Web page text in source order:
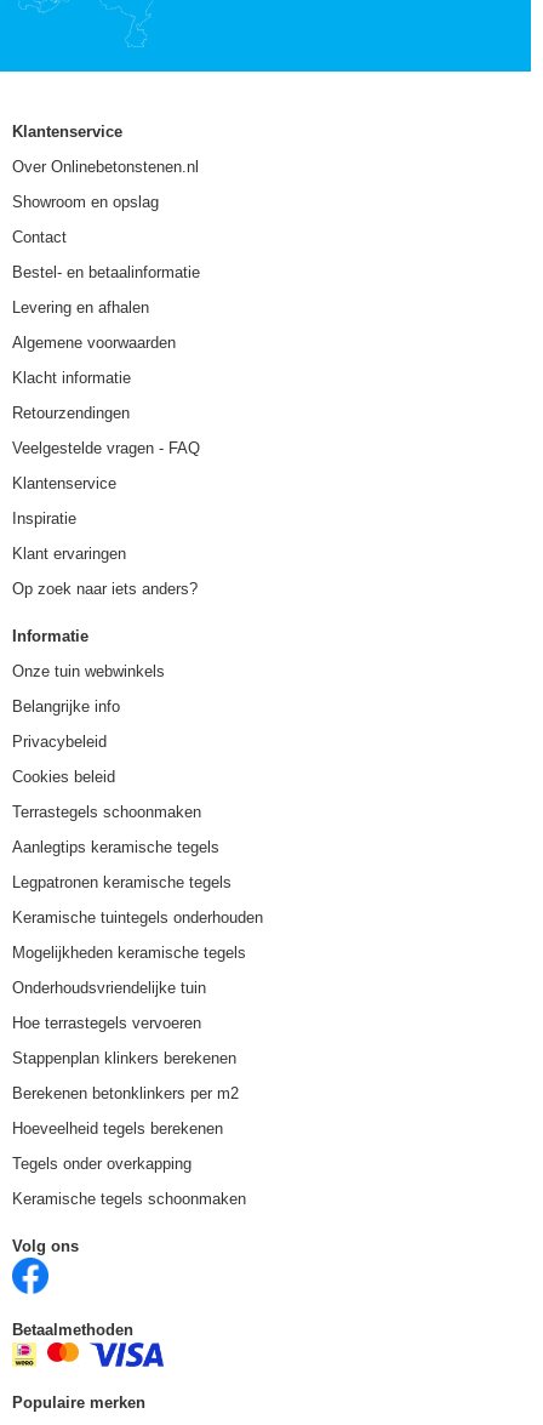
Klantenservice
Over Onlinebetonstenen.nl
Showroom en opslag
Contact
Bestel- en betaalinformatie
Levering en afhalen
Algemene voorwaarden
Klacht informatie
Retourzendingen
Veelgestelde vragen - FAQ
Klantenservice
Inspiratie
Klant ervaringen
Op zoek naar iets anders?
Informatie
Onze tuin webwinkels
Belangrijke info
Privacybeleid
Cookies beleid
Terrastegels schoonmaken
Aanlegtips keramische tegels
Legpatronen keramische tegels
Keramische tuintegels onderhouden
Mogelijkheden keramische tegels
Onderhoudsvriendelijke tuin
Hoe terrastegels vervoeren
Stappenplan klinkers berekenen
Berekenen betonklinkers per m2
Hoeveelheid tegels berekenen
Tegels onder overkapping
Keramische tegels schoonmaken
Volg ons
Betaalmethoden
Populaire merken